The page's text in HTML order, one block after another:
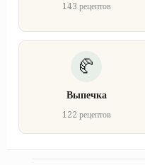
143 рецептов
Выпечка
122 рецептов